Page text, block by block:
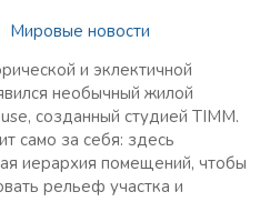
Мировые новости
и эклектичной
необычный жилой
созданный студией TIMM.
само за себя: здесь
иерархия помещений, чтобы
рельеф участка и